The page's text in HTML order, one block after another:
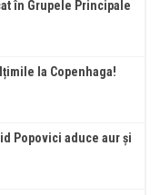
în Grupele Principale
la Copenhaga!
Popovici aduce aur și